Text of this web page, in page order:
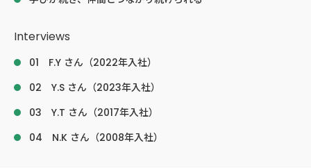
Interviews
01 F.Y さん（2022年入社）
02 Y.S さん（2023年入社）
03 Y.T さん（2017年入社）
04 N.K さん（2008年入社）